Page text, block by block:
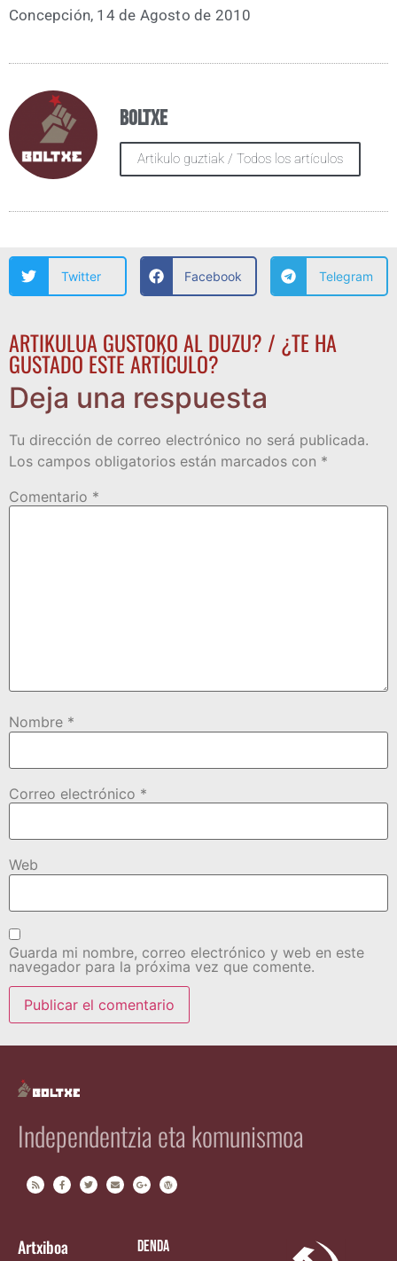
Con­cep­ción, 14 de Agos­to de 2010
Boltxe
Artikulo guztiak / Todos los artículos
Twitter Facebook Telegram
ARTIKULUA GUSTOKO AL DUZU? / ¿TE HA
GUSTADO ESTE ARTÍCULO?
Deja una respuesta
Tu dirección de correo electrónico no será publicada.
Los campos obligatorios están marcados con *
Comentario *
Nombre *
Correo electrónico *
Web
Guarda mi nombre, correo electrónico y web en este
navegador para la próxima vez que comente.
Independentzia eta komunismoa
Artxiboa Denda